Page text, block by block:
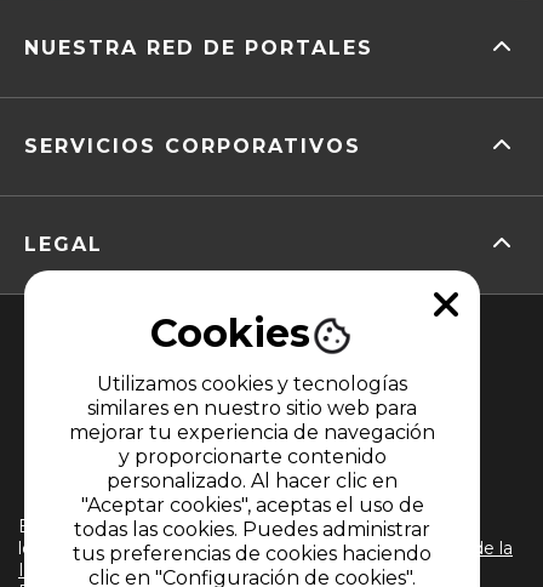
NUESTRA RED DE PORTALES
SERVICIOS CORPORATIVOS
LEGAL
MIEMBRO DE
El uso de este sitio web implica la aceptación de
los
Términos y condicionesy Políticas de Tratamiento de la
Información de CARACOL TELEVISIÓN S.A. Todos los
Cookies
Utilizamos cookies y tecnologías
similares en nuestro sitio web para
mejorar tu experiencia de navegación
y proporcionarte contenido
personalizado. Al hacer clic en
"Aceptar cookies", aceptas el uso de
todas las cookies. Puedes administrar
tus preferencias de cookies haciendo
clic en "Configuración de cookies".